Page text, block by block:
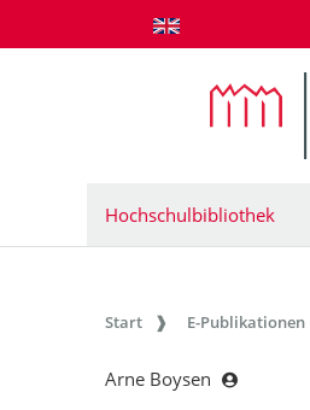
zum Inhalt springen
Hochschulbibliothek
Start E-Publikationen
Arne Boysen